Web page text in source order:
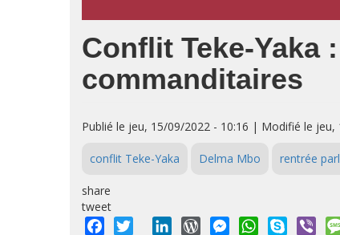
Conflit Teke-Yaka
commanditaires
Publié le jeu, 15/09/2022 - 10:16 | Modifié le jeu,
conflit Teke-Yaka Delma Mbo rentrée
share
tweet
Facebook
Twitter LinkedInWordPressMessengerWhatsApp
Skype